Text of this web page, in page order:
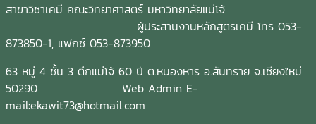
สาขาวิชาเคมี คณะวิทยาศาสตร์ มหาวิทยาลัยแม่โจ้
ผู้ประสานงานหลักสูตรเคมี โทร 053-
873850-1, แฟกซ์ 053-873950
63 หมู่ 4 ชั้น 3 ตึกแม่โจ้ 60 ปี ต.หนองหาร อ.สันทราย จ.เชียงใหม่
50290 Web Admin E-
mail:ekawit73@hotmail.com